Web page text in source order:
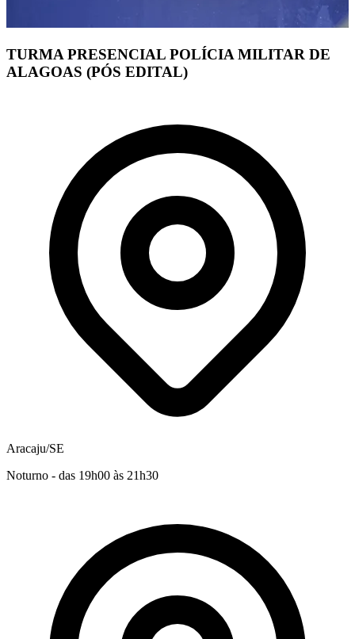
TURMA PRESENCIAL POLÍCIA MILITAR DE
ALAGOAS (PÓS EDITAL)
Aracaju/SE
Noturno - das 19h00 às 21h30